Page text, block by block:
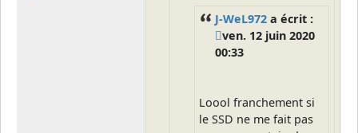
J-WeL972 a écrit :
ven. 12 juin 2020
00:33
Loool franchement si
le SSD ne me fait pas